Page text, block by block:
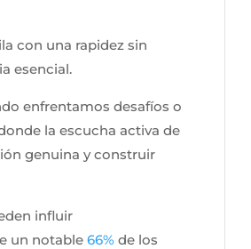
con una rapidez sin
esencial.
enfrentamos desafíos o
la escucha activa de
genuina y construir
influir
un notable66% de los